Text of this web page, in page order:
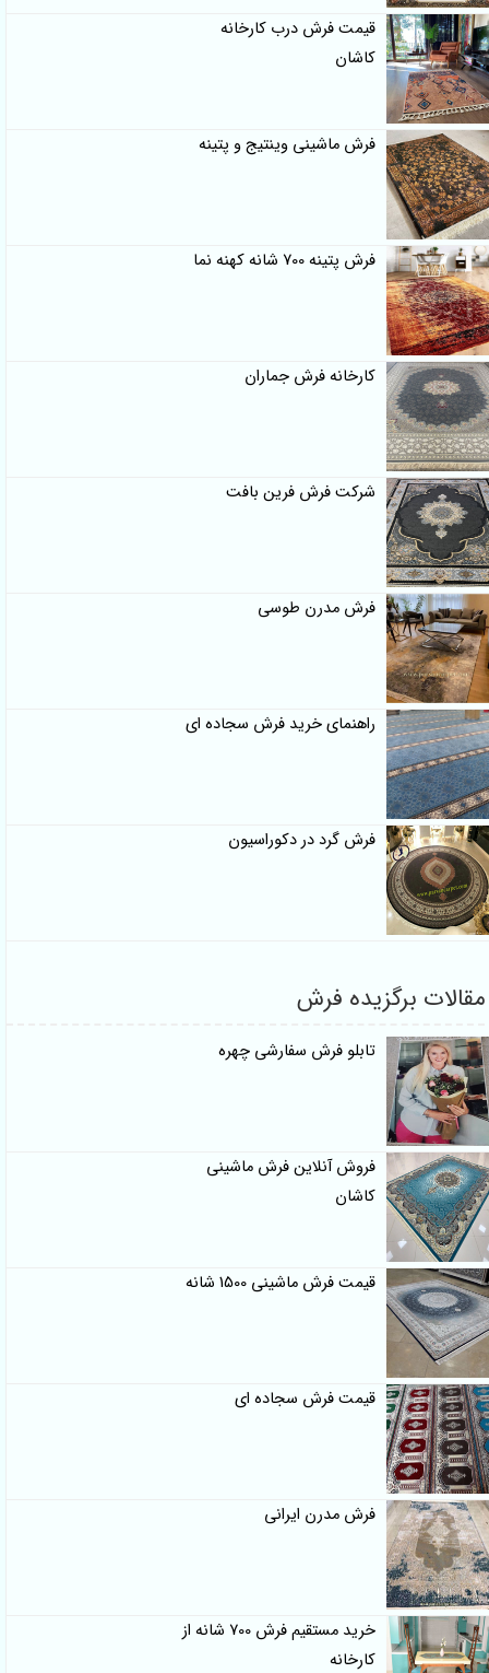
قیمت فرش درب کارخانه
کاشان
فرش ماشینی وینتیج و پتینه
فرش پتینه 700 شانه کهنه نما
کارخانه فرش جماران
شرکت فرش فرین بافت
فرش مدرن طوسی
راهنمای خرید فرش سجاده ای
فرش گرد در دکوراسیون
مقالات برگزیده فرش
تابلو فرش سفارشی چهره
فروش آنلاین فرش ماشینی
کاشان
قیمت فرش ماشینی 1500 شانه
قیمت فرش سجاده ای
فرش مدرن ایرانی
خرید مستقیم فرش 700 شانه از
کارخانه